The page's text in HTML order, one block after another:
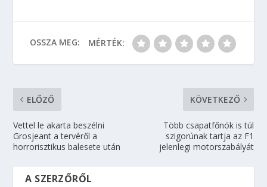
OSSZA MEG: MÉRTÉK:
ELŐZŐ
Vettel le akarta beszélni
Grosjeant a tervéről a
horrorisztikus balesete után
KÖVETKEZŐ
Több csapatfőnök is túl
szigorúnak tartja az F1
jelenlegi motorszabályát
A SZERZŐRŐL